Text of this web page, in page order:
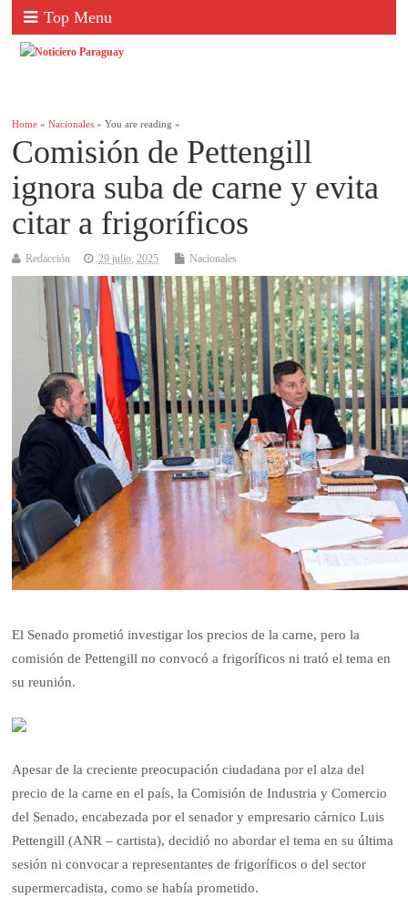
Top Menu
Home »Nacionales » You are reading »
Comisión de Pettengill
ignora suba de carne y evita
citar a frigoríficos
Redacción 29 julio, 2025 Nacionales
El Senado prometió investigar los precios de la carne, pero la
comisión de Pettengill no convocó a frigoríficos ni trató el tema en
su reunión.
Apesar de la creciente preocupación ciudadana por el alza del
precio de la carne en el país, la Comisión de Industria y Comercio
del Senado, encabezada por el senador y empresario cárnico Luis
Pettengill (ANR – cartista), decidió no abordar el tema en su última
sesión ni convocar a representantes de frigoríficos o del sector
supermercadista, como se había prometido.